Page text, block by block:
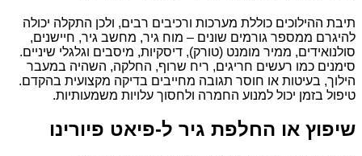
תיבת ההילוכים כוללת מערכות ורכיבים רבים, ולכן התקלה יכולה
להיגרם ממספר גורמים שונים – מוח גיר, מחשב גיר, חיישנים,
סולנואידים, ממיר מומנט (טורק), דיסקיות, מיסבים וגלגלי שיניים.
סימנים כמו רעשים חריגים, ריח שרוף, החלקה, השהיה במעבר
הילוך, בעיטות או חוסר תגובה מחייבים בדיקה מקצועית בהקדם.
טיפול בזמן יכול למנוע החמרה ולחסוך עלויות משמעותיות.
שיפוץ או החלפת גיר ל-פיאט פיורינו